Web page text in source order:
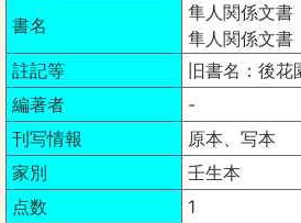
書名
隼人関係文
隼人関係文書
註記等
旧書名：後
編著者
-
刊写情報
原本、写本
家別
壬生本
点数
1